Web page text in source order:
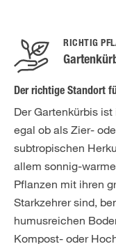
RICHTIG
Der richtige Standort
Der Gartenkürbis
egal ob als Zier-
subtropischen
allem sonnig-
Pflanzen mit ihren
Starkzehrer sind,
humusreichen
Kompost- oder